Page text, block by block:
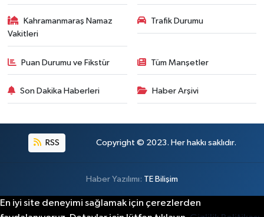
Kahramanmaraş Namaz
Vakitleri
Trafik Durumu
Puan Durumu ve Fikstür Tüm Manşetler
Son Dakika Haberleri Haber Arşivi
RSS Copyright © 2023. Her hakkı saklıdır.
Haber Yazılımı: TE Bilişim
En iyi site deneyimi sağlamak için çerezlerden